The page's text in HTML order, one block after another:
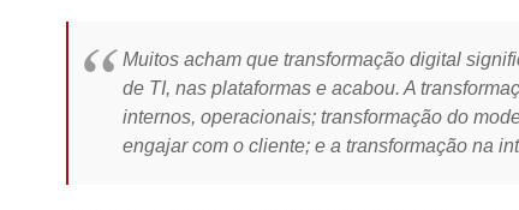
Muitos acham que transformação digital
de TI, nas plataformas e acabou. A
internos, operacionais; transformação do
engajar com o cliente; e a transformação na